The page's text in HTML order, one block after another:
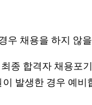
우 채용을 하지 않
종 합격자 채용포기
이 발생한 경우 예비